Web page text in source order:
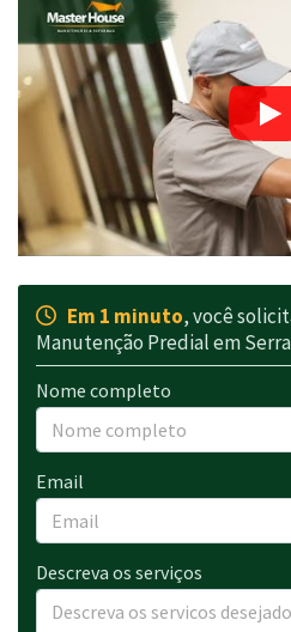
Em 1 minuto, você
Manutenção Predial em
Nome completo
Email
Descreva os serviços